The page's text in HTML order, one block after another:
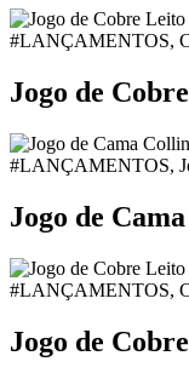
#LANÇAMENTOS,
Jogo de
#LANÇAMENTOS,
Jogo de
#LANÇAMENTOS,
Jogo de